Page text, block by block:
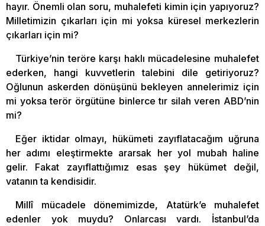
hayır. Önemli olan soru, muhalefeti kimin için yapıyoruz?
Milletimizin çıkarları için mi yoksa küresel merkezlerin
çıkarları için mi?
Türkiye’nin teröre karşı haklı mücadelesine muhalefet
ederken, hangi kuvvetlerin talebini dile getiriyoruz?
Oğlunun askerden dönüşünü bekleyen annelerimiz için
mi yoksa terör örgütüne binlerce tır silah veren ABD’nin
mi?
Eğer iktidar olmayı, hükümeti zayıflatacağım uğruna
her adımı eleştirmekte ararsak her yol mubah haline
gelir. Fakat zayıflattığımız esas şey hükümet değil,
vatanın ta kendisidir.
Millî mücadele dönemimizde, Atatürk’e muhalefet
edenler yok muydu? Onlarcası vardı. İstanbul’da